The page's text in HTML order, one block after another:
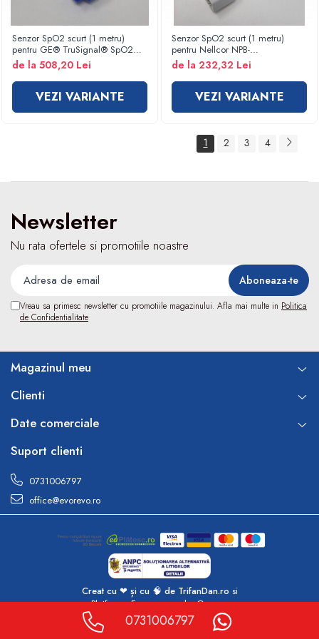
Kinetoterapie
Electroterapie
Electroterapie
Dispozitive ingrijire pacienti
Accesorii scaun cu rotile
Ingrijire la domiciliu
Senzor SpO2 scurt (1 metru)
pentru GE® TruSignal® SpO2
sensor - CORERAY
de la 508,20 Lei
VEZI VARIANTE
Senzor SpO2 scurt (1 metru)
pentru Nellcor NPB-
20, Invivo, Spot Vital Signs etc -
CORERAY
de la 232,32 Lei
VEZI VARIANTE
1 2 3 4
Newsletter
Nu rata ofertele si promotiile noastre
Vreau sa primesc newsletter cu promotiile magazinului. Afla mai multe in Politica
de Confidentialitate
Magazinul meu
Clienti
Date comerciale
Suport clienti
0731006797
office@evorevo.ro
Creat cu ❤ și cu 🧠 de TrifanDan.ro si
Platforma E-commerce by Gomag
0731006797